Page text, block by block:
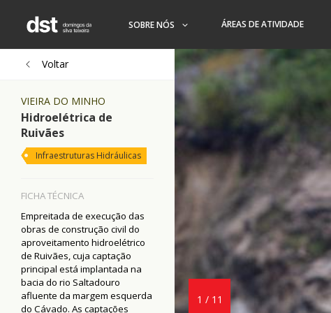
SOBRE NÓS ÁREAS DE ATIVIDADE
Voltar
VIEIRA DO MINHO
Hidroelétrica de
Ruivães
Infraestruturas Hidráulicas
FICHA TÉCNICA
Empreitada de execução das
obras de construção civil do
aproveitamento hidroelétrico
de Ruivães, cuja captação
principal está implantada na
bacia do rio Saltadouro
afluente da margem esquerda
do Cávado. As captações
1 / 11